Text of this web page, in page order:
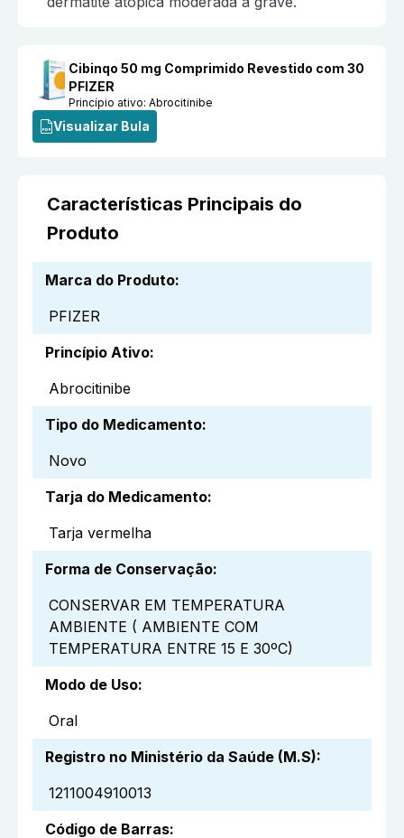
Cibinqo 50 mg Comprimido Revestido com 30
PFIZER
Princípio ativo:Abrocitinibe
Visualizar Bula
Características Principais do
Produto
Marca do Produto:
PFIZER
Princípio Ativo:
Abrocitinibe
Tipo do Medicamento:
Novo
Tarja do Medicamento:
Tarja vermelha
Forma de Conservação:
CONSERVAR EM TEMPERATURA
AMBIENTE ( AMBIENTE COM
TEMPERATURA ENTRE 15 E 30ºC)
Modo de Uso:
Oral
Registro no Ministério da Saúde (M.S):
1211004910013
Código de Barras: